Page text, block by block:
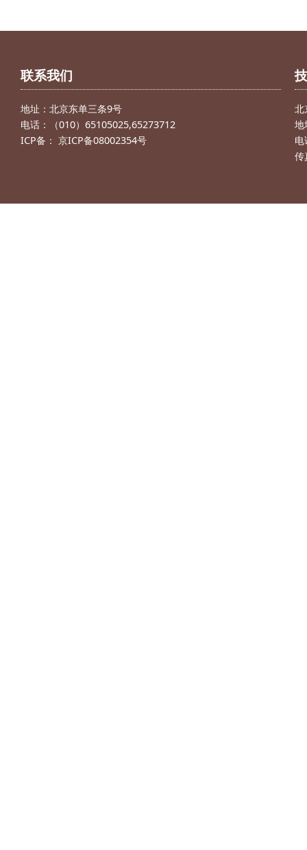
联系我们
地址：北京东单三条9号
电话：（010）65105025,65273712
ICP备： 京ICP备08002354号
北
地
传